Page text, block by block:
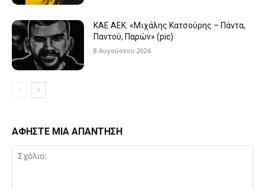
KAE AEK: «Μιχάλης Κατσούρης – Πάντα,
Παντού, Παρών» (pic)
8 Αυγούστου 2026
ΑΦΗΣΤΕ ΜΙΑ ΑΠΑΝΤΗΣΗ